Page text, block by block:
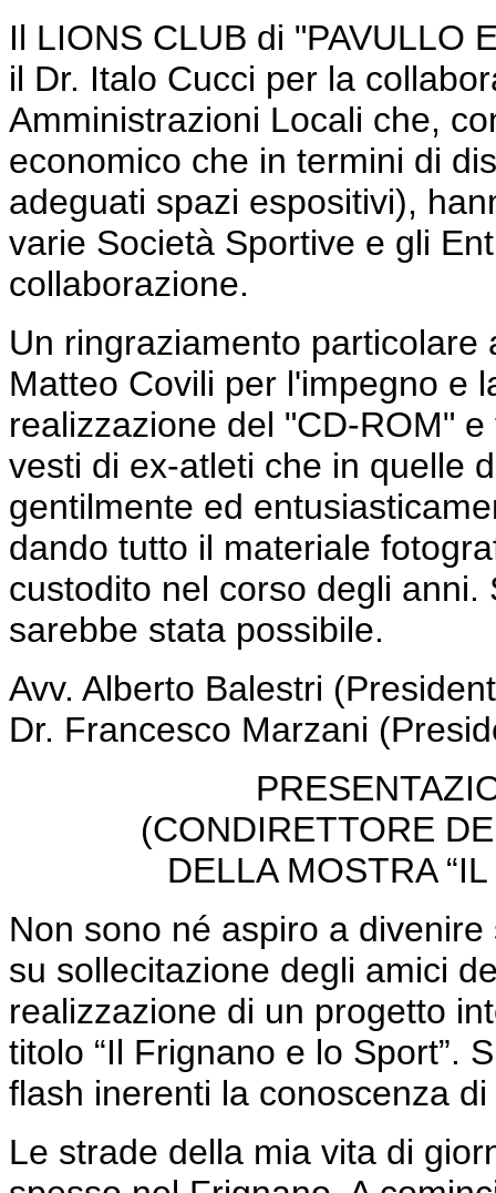
Il LIONS CLUB di "PAVULLO
il Dr. Italo Cucci per la
Amministrazioni Locali che,
economico che in termini di
adeguati spazi espositivi),
varie Società Sportive e gli
collaborazione.
Un ringraziamento
Matteo Covili per l'impegno e
realizzazione del "CD-ROM"
vesti di ex-atleti che in quelle
gentilmente ed
dando tutto il materiale
custodito nel corso degli
sarebbe stata possibile.
Avv. Alberto Balestri
Dr. Francesco Marzani
(CONDIRETTORE
DELLA MOSTRA
Non sono né aspiro a
su sollecitazione degli amici
realizzazione di un progetto
titolo “Il Frignano e lo Sport”.
flash inerenti la conoscenza
Le strade della mia vita di